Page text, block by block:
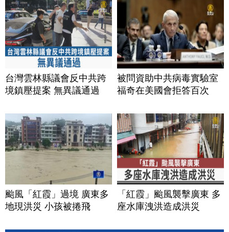
台灣雲林縣議會反中共跨
境鎮壓提案 無異議通過
被問資助中共病毒實驗室
福奇在美國會拒答百次
颱風「紅霞」過境 廣東多
地現洪災 小孩被捲飛
「紅霞」颱風襲擊廣東 多
座水庫洩洪造成洪災